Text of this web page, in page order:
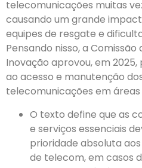
telecomunicações muitas
causando um grande
equipes de resgate e
Pensando nisso, a
Inovação aprovou, em
ao acesso e manutenção
telecomunicações em
O texto define que as
e serviços essenciais
prioridade absoluta
de telecom, em casos